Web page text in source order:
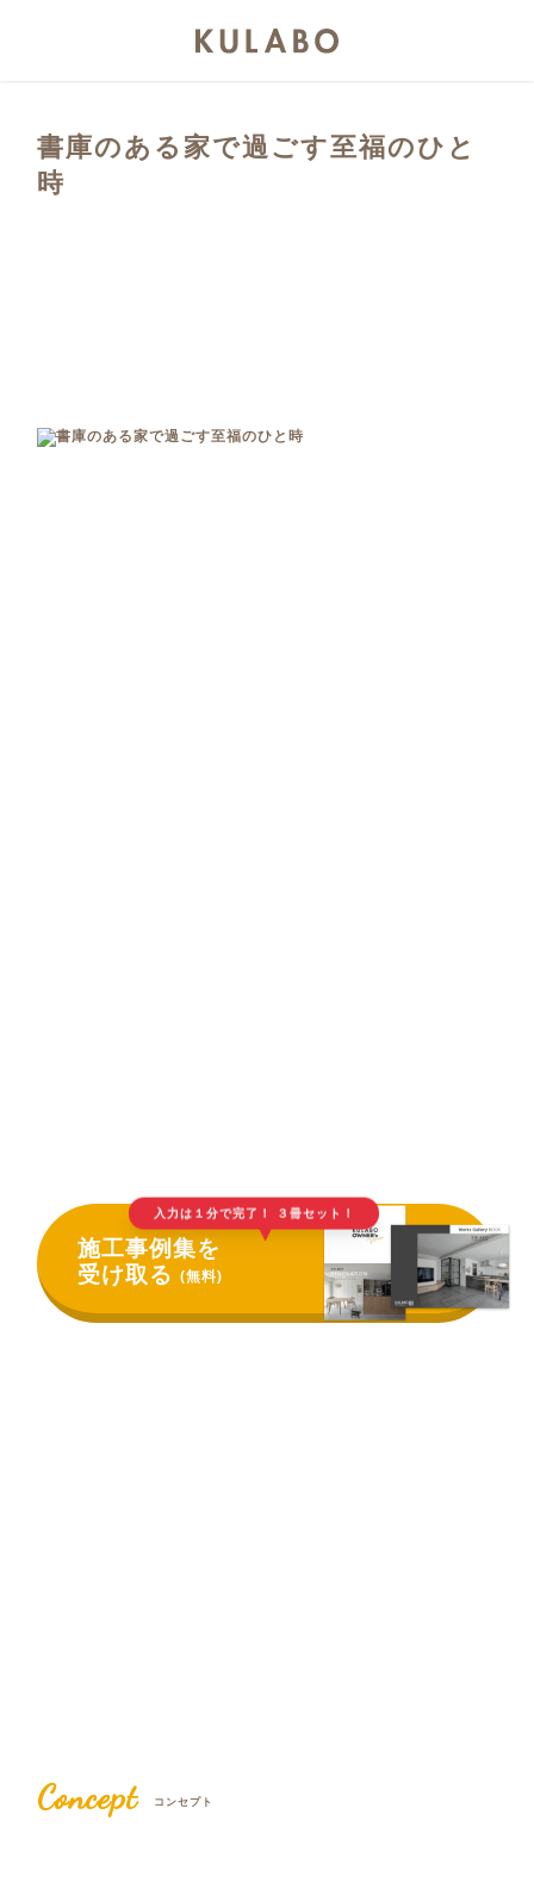
書庫のある家で過ごす至福のひと
時
入力は１分で完了！ ３冊セット！
▲
施工事例集を
受け取る(無料)
Concept コンセプト